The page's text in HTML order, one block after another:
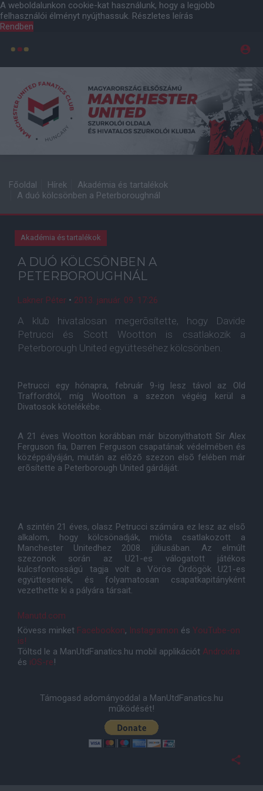
A weboldalunkon cookie-kat használunk, hogy a legjobb
felhasználói élményt nyújthassuk. Részletes leírás
Rendben
Főoldal Hírek
Akadémia és tartalékok
A duó kölcsönben a Peterboroughnál
Akadémia és tartalékok
A DUÓ KÖLCSÖNBEN A
PETERBOROUGHNÁL
Lakner Péter • 2013. január. 09. 17:26
A klub hivatalosan megerõsítette, hogy Davide
Petrucci és Scott Wootton is csatlakozik a
Peterborough United együtteséhez kölcsönben.
Petrucci egy hónapra, február 9-ig lesz távol az Old
Traffordtól, míg Wootton a szezon végéig kerül a
Divatosok kötelékébe.
A 21 éves Wootton korábban már bizonyíthatott Sir Alex
Ferguson fia, Darren Ferguson csapatának védelmében és
középpályáján, miután az elõzõ szezon elsõ felében már
erõsítette a Peterborough United gárdáját.
A szintén 21 éves, olasz Petrucci számára ez lesz az elsõ
alkalom, hogy kölcsönadják, mióta csatlakozott a
Manchester Unitedhez 2008. júliusában. Az elmúlt
szezonok során az U21-es válogatott játékos
kulcsfontosságú tagja volt a Vörös Ördögök U21-es
együtteseinek, és folyamatosan csapatkapitányként
vezethette ki a pályára társait.
Manutd.com
Kövess minket Facebookon, Instagramon és YouTube-on
is!
Töltsd le a ManUtdFanatics.hu mobil applikációt Androidra
és iOS-re!
Támogasd adományoddal a ManUtdFanatics.hu
működését!